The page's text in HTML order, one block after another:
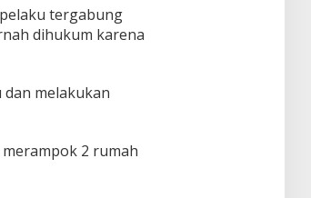
tergabung
dihukum karena
melakukan
2 rumah